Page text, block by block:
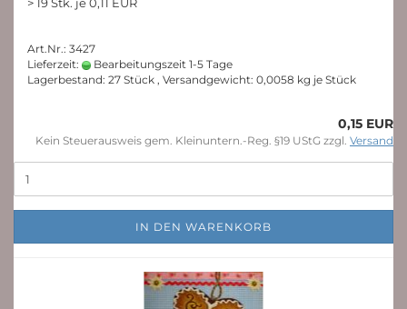
Art.Nr.: 3427
Lieferzeit:
Bearbeitungszeit 1-5 Tage
Lagerbestand: 27 Stück , Versandgewicht: 0,0058 kg je Stück
0,15 EUR
Kein Steuerausweis gem. Kleinuntern.-Reg. §19 UStG zzgl. Versand
IN DEN WARENKORB